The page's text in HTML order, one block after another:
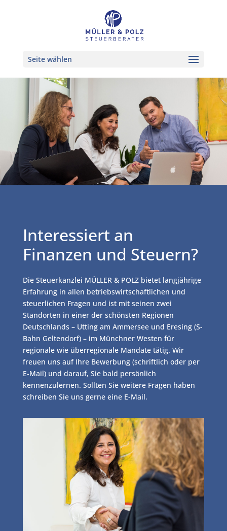
Seite wählen
Interessiert an
Finanzen und Steuern?
Die Steuerkanzlei MÜLLER & POLZ bietet langjährige
Erfahrung in allen betriebswirtschaftlichen und
steuerlichen Fragen und ist mit seinen zwei
Standorten in einer der schönsten Regionen
Deutschlands – Utting am Ammersee und Eresing (S-
Bahn Geltendorf) – im Münchner Westen für
regionale wie überregionale Mandate tätig. Wir
freuen uns auf Ihre Bewerbung (schriftlich oder per
E-Mail) und darauf, Sie bald persönlich
kennenzulernen. Sollten Sie weitere Fragen haben
schreiben Sie uns gerne eine E-Mail.